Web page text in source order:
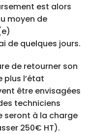
est alors
moyen de
de quelques jours.
de retourner son
l’état
être envisagées
techniciens
seront à la charge
250€ HT).